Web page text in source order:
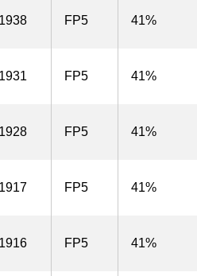
1938 FP5 41%
1931 FP5 41%
1928 FP5 41%
1917 FP5 41%
1916 FP5 41%